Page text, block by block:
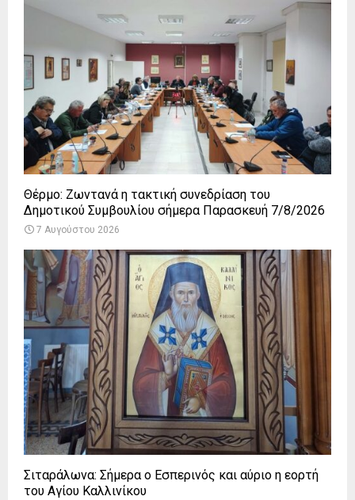
Θέρμο: Ζωντανά η τακτική συνεδρίαση του
Δημοτικού Συμβουλίου σήμερα Παρασκευή 7/8/2026
7 Αυγούστου 2026
Σιταράλωνα: Σήμερα ο Εσπερινός και αύριο η εορτή
του Αγίου Καλλινίκου